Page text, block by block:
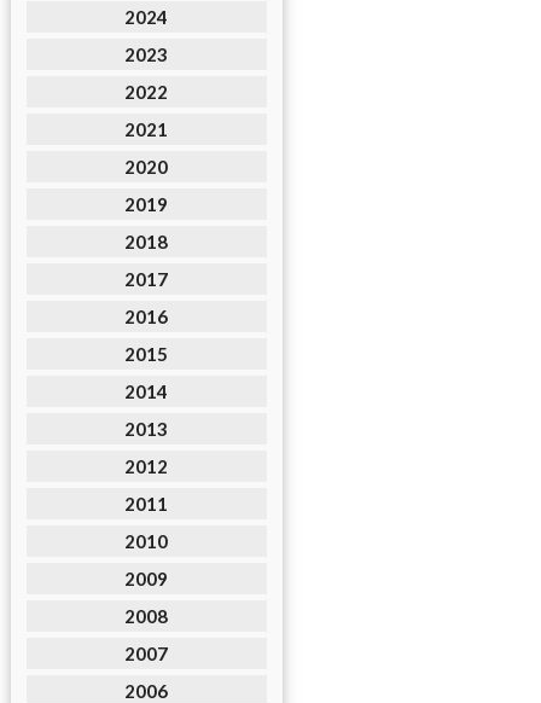
2024
2023
2022
2021
2020
2019
2018
2017
2016
2015
2014
2013
2012
2011
2010
2009
2008
2007
2006